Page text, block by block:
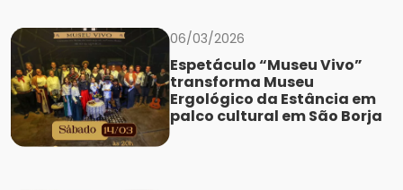
06/03/2026
Espetáculo “Museu Vivo”
transforma Museu
Ergológico da Estância em
palco cultural em São Borja